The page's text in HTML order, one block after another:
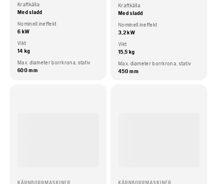
Kraftkälla
Med sladd
Nominell ineffekt
6 kW
Vikt
14 kg
Max. diameter borrkrona, stativ
600 mm
Kraftkälla
Med sladd
Nominell ineffekt
3,2 kW
Vikt
15,5 kg
Max. diameter borrkrona, stativ
450 mm
KÄRNBORRMASKINER KÄRNBORRMASKINER